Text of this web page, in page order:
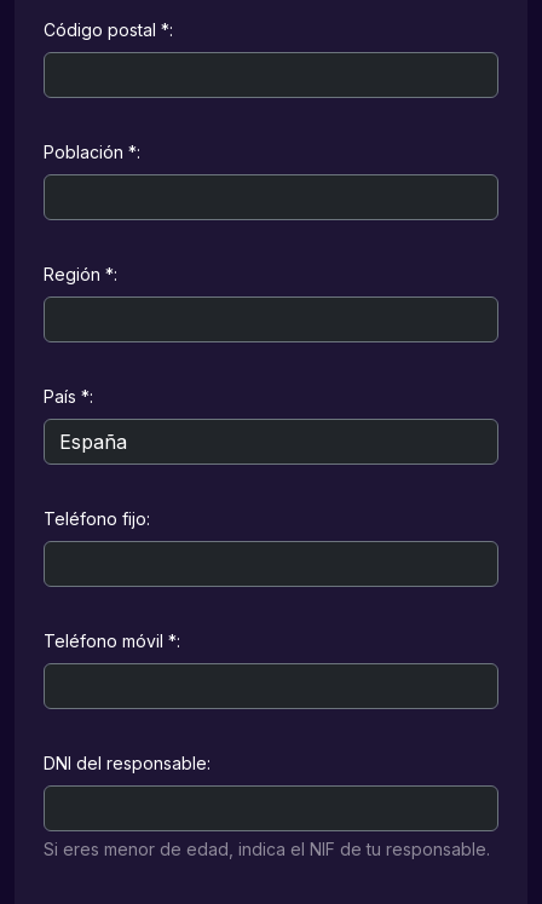
Código postal *:
Población *:
Región *:
País *:
Teléfono fijo:
Teléfono móvil *:
DNI del responsable:
Si eres menor de edad, indica el NIF de tu responsable.